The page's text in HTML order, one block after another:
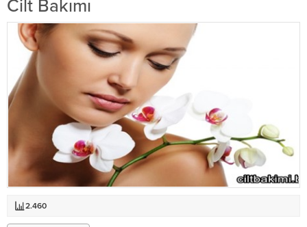
Cilt Bakımı
2.460